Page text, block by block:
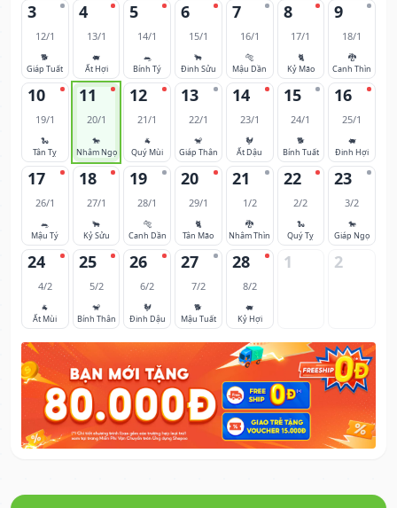
3
12/1
🐕
Giáp Tuất
4
13/1
🐖
Ất Hợi
5
14/1
🐀
Bính Tý
6
15/1
🐂
Đinh Sửu
7
16/1
🐅
Mậu Dần
8
17/1
🐈
Kỷ Mão
9
18/1
🐉
Canh Thìn
10
19/1
🐍
Tân Tỵ
11
20/1
🐎
Nhâm Ngọ
12
21/1
🐐
Quý Mùi
13
22/1
🐒
Giáp Thân
14
23/1
🐓
Ất Dậu
15
24/1
🐕
Bính Tuất
16
25/1
🐖
Đinh Hợi
17
26/1
🐀
Mậu Tý
18
27/1
🐂
Kỷ Sửu
19
28/1
🐅
Canh Dần
20
29/1
🐈
Tân Mão
21
1/2
🐉
Nhâm Thìn
22
2/2
🐍
Quý Tỵ
23
3/2
🐎
Giáp Ngọ
24
4/2
🐐
Ất Mùi
25
5/2
🐒
Bính Thân
26
6/2
🐓
Đinh Dậu
27
7/2
🐕
Mậu Tuất
28
8/2
🐖
Kỷ Hợi
1 2